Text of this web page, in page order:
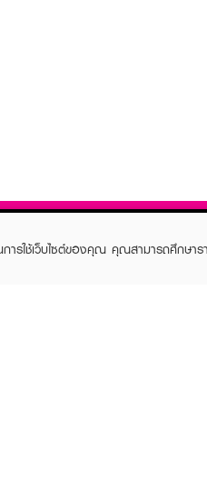
ารใช้เว็บไซต์ของคุณ คุณสามารถศึกษาร